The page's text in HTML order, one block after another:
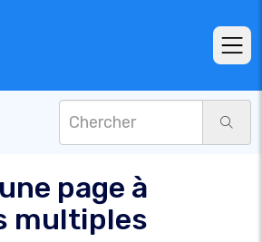
page à
multiples